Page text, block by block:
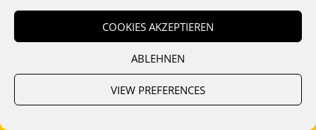
COOKIES AKZEPTIEREN
ABLEHNEN
VIEW PREFERENCES
Digitalisierung
Mediadaten Cookies Datenschutz